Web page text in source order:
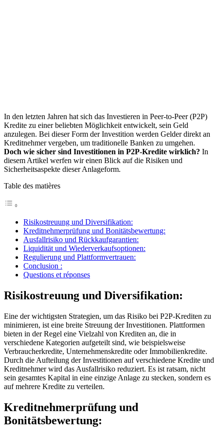
In den letzten Jahren hat sich das Investieren in Peer-to-Peer (P2P)
Kredite zu einer beliebten Möglichkeit entwickelt, sein Geld
anzulegen. Bei dieser Form der Investition werden Gelder direkt an
Kreditnehmer vergeben, um traditionelle Banken zu umgehen.
Doch wie sicher sind Investitionen in P2P-Kredite wirklich? In
diesem Artikel werfen wir einen Blick auf die Risiken und
Sicherheitsaspekte dieser Anlageform.
Table des matières
Risikostreuung und Diversifikation:
Kreditnehmerprüfung und Bonitätsbewertung:
Ausfallrisiko und Rückkaufgarantien:
Liquidität und Wiederverkaufsoptionen:
Regulierung und Plattformvertrauen:
Conclusion :
Questions et réponses
Risikostreuung und Diversifikation:
Eine der wichtigsten Strategien, um das Risiko bei P2P-Krediten zu
minimieren, ist eine breite Streuung der Investitionen. Plattformen
bieten in der Regel eine Vielzahl von Krediten an, die in
verschiedene Kategorien aufgeteilt sind, wie beispielsweise
Verbraucherkredite, Unternehmenskredite oder Immobilienkredite.
Durch die Aufteilung der Investitionen auf verschiedene Kredite und
Kreditnehmer wird das Ausfallrisiko reduziert. Es ist ratsam, nicht
sein gesamtes Kapital in eine einzige Anlage zu stecken, sondern es
auf mehrere Kredite zu verteilen.
Kreditnehmerprüfung und
Bonitätsbewertung: